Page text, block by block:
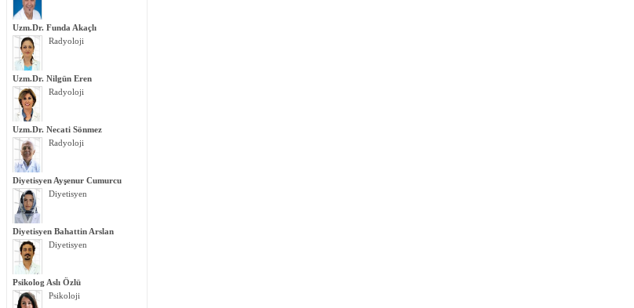
Uzm.Dr. Funda Akaçlı
Radyoloji
Uzm.Dr. Nilgün Eren
Radyoloji
Uzm.Dr. Necati Sönmez
Radyoloji
Diyetisyen Ayşenur Cumurcu
Diyetisyen
Diyetisyen Bahattin Arslan
Diyetisyen
Psikolog Aslı Özlü
Psikoloji